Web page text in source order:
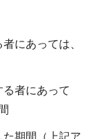
にあっては、
者にあって